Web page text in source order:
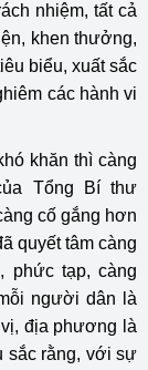
nhiệm, tất cả
khen thưởng,
biểu, xuất sắc
các hành vi
khăn thì càng
Tổng Bí thư
cố gắng hơn
quyết tâm càng
phức tạp, càng
người dân là
địa phương là
sắc rằng, với sự